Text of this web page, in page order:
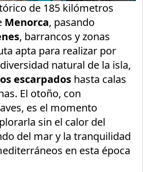
de 185 kilómetros
Menorca, pasando
, barrancos y zonas
apta para realizar por
natural de la isla,
escarpados hasta calas
El otoño, con
es el momento
sin el calor del
del mar y la tranquilidad
en esta época